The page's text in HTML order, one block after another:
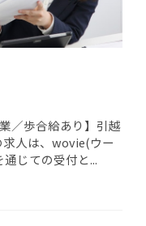
／歩合給あり】引越
人は、wovie(ウー
じての受付と...